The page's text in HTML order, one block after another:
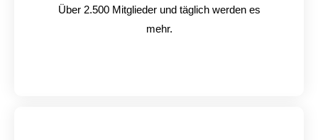
Über 2.500 Mitglieder und täglich werden es
mehr.